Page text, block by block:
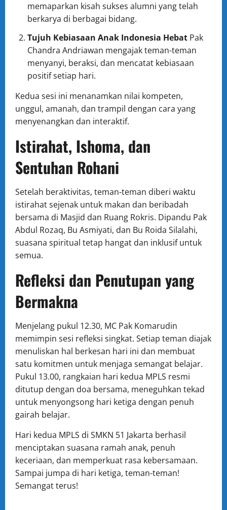
memaparkan kisah sukses alumni yang telah
berkarya di berbagai bidang.
Tujuh Kebiasaan Anak Indonesia Hebat Pak
Chandra Andriawan mengajak teman-teman
menyanyi, beraksi, dan mencatat kebiasaan
positif setiap hari.
Kedua sesi ini menanamkan nilai kompeten,
unggul, amanah, dan trampil dengan cara yang
menyenangkan dan interaktif.
Istirahat, Ishoma, dan
Sentuhan Rohani
Setelah beraktivitas, teman-teman diberi waktu
istirahat sejenak untuk makan dan beribadah
bersama di Masjid dan Ruang Rokris. Dipandu Pak
Abdul Rozaq, Bu Asmiyati, dan Bu Roida Silalahi,
suasana spiritual tetap hangat dan inklusif untuk
semua.
Refleksi dan Penutupan yang
Bermakna
Menjelang pukul 12.30, MC Pak Komarudin
memimpin sesi refleksi singkat. Setiap teman diajak
menuliskan hal berkesan hari ini dan membuat
satu komitmen untuk menjaga semangat belajar.
Pukul 13.00, rangkaian hari kedua MPLS resmi
ditutup dengan doa bersama, meneguhkan tekad
untuk menyongsong hari ketiga dengan penuh
gairah belajar.
Hari kedua MPLS di SMKN 51 Jakarta berhasil
menciptakan suasana ramah anak, penuh
keceriaan, dan memperkuat rasa kebersamaan.
Sampai jumpa di hari ketiga, teman-teman!
Semangat terus!